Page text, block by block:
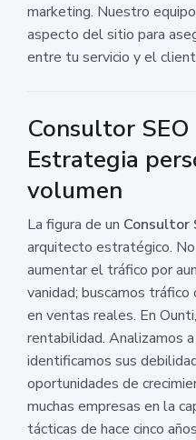
marketing. Nuestro
aspecto del sitio para
entre tu servicio y el
Consultor SEO
Estrategia
volumen
La figura de un Consultor
arquitecto estratégico.
aumentar el tráfico por
vanidad; buscamos
en ventas reales. En
rentabilidad. Analizamos
identificamos sus
oportunidades de
muchas empresas en la
tácticas de hace cinco